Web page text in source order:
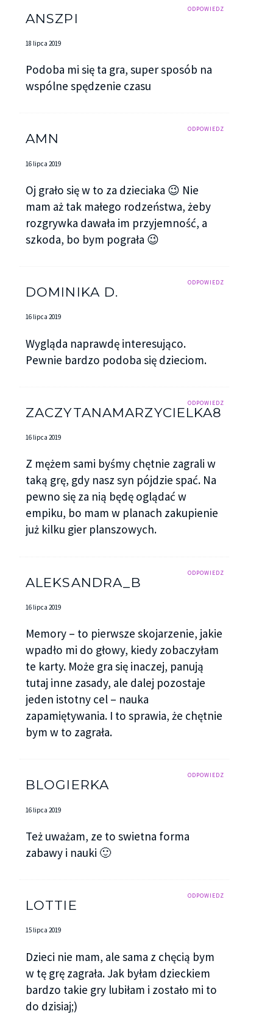
ODPOWIEDZ
ANSZPI
18 lipca 2019
Podoba mi się ta gra, super sposób na
wspólne spędzenie czasu
ODPOWIEDZ
AMN
16 lipca 2019
Oj grało się w to za dzieciaka 😉 Nie
mam aż tak małego rodzeństwa, żeby
rozgrywka dawała im przyjemność, a
szkoda, bo bym pograła 😉
ODPOWIEDZ
DOMINIKA D.
16 lipca 2019
Wygląda naprawdę interesująco.
Pewnie bardzo podoba się dzieciom.
ODPOWIEDZ
ZACZYTANAMARZYCIELKA8
16 lipca 2019
Z mężem sami byśmy chętnie zagrali w
taką grę, gdy nasz syn pójdzie spać. Na
pewno się za nią będę oglądać w
empiku, bo mam w planach zakupienie
już kilku gier planszowych.
ODPOWIEDZ
ALEKSANDRA_B
16 lipca 2019
Memory – to pierwsze skojarzenie, jakie
wpadło mi do głowy, kiedy zobaczyłam
te karty. Może gra się inaczej, panują
tutaj inne zasady, ale dalej pozostaje
jeden istotny cel – nauka
zapamiętywania. I to sprawia, że chętnie
bym w to zagrała.
ODPOWIEDZ
BLOGIERKA
16 lipca 2019
Też uważam, ze to swietna forma
zabawy i nauki 🙂
ODPOWIEDZ
LOTTIE
15 lipca 2019
Dzieci nie mam, ale sama z chęcią bym
w tę grę zagrała. Jak byłam dzieckiem
bardzo takie gry lubiłam i zostało mi to
do dzisiaj;)